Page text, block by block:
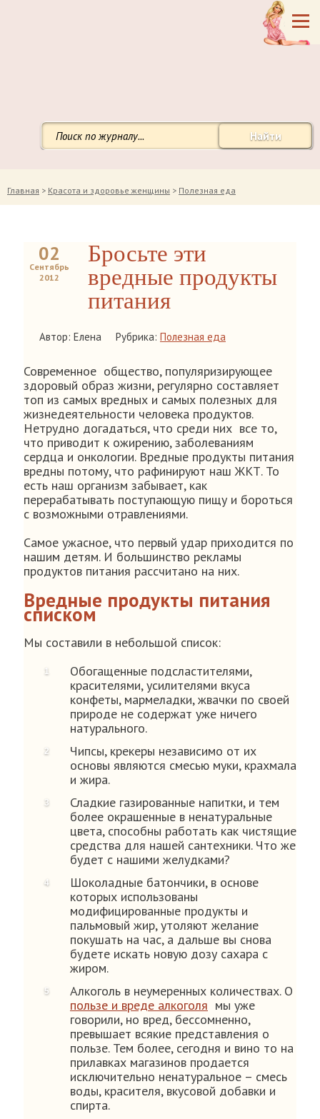
Найти
Главная > Красота и здоровье женщины > Полезная еда
02
Сентябрь
2012
Бросьте эти
вредные продукты
питания
Автор: Елена Рубрика: Полезная еда
Современное общество, популяризирующее
здоровый образ жизни, регулярно составляет
топ из самых вредных и самых полезных для
жизнедеятельности человека продуктов.
Нетрудно догадаться, что среди них все то,
что приводит к ожирению, заболеваниям
сердца и онкологии. Вредные продукты питания
вредны потому, что рафинируют наш ЖКТ. То
есть наш организм забывает, как
перерабатывать поступающую пищу и бороться
с возможными отравлениями.
Самое ужасное, что первый удар приходится по
нашим детям. И большинство рекламы
продуктов питания рассчитано на них.
Вредные продукты питания
списком
Мы составили в небольшой список:
Обогащенные подсластителями,
красителями, усилителями вкуса
конфеты, мармеладки, жвачки по своей
природе не содержат уже ничего
натурального.
Чипсы, крекеры независимо от их
основы являются смесью муки, крахмала
и жира.
Сладкие газированные напитки, и тем
более окрашенные в ненатуральные
цвета, способны работать как чистящие
средства для нашей сантехники. Что же
будет с нашими желудками?
Шоколадные батончики, в основе
которых использованы
модифицированные продукты и
пальмовый жир, утоляют желание
покушать на час, а дальше вы снова
будете искать новую дозу сахара с
жиром.
Алкоголь в неумеренных количествах. О
пользе и вреде алкоголя мы уже
говорили, но вред, бессомненно,
превышает всякие представления о
пользе. Тем более, сегодня и вино то на
прилавках магазинов продается
исключительно ненатуральное – смесь
воды, красителя, вкусовой добавки и
спирта.